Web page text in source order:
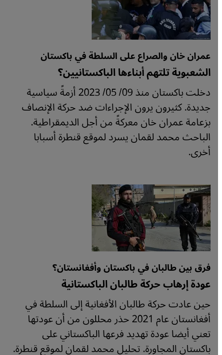
عمران خان والصراع على السلطة في باكستان
الشعبوية تلتهم أبناءها الباكستانيين؟
دخلت باكستان منذ 09/ 05/ 2023 أزمةً سياسية
جديدة. كثيرون يرون الإجراءات ضد حركة الإنصاف
بزعامة عمران خان معركةً من أجل الديمقراطية.
الباحث محمد لقمان يسرد لموقع قنطرة أسبابا
أخرى.
فرق بين طالبان في باكستان وأفغانستان؟
عودة إرهاب حركة طالبان الباكستانية
حين عادت حركة طالبان الأفغانية إلى السلطة في
أفغانستان عام 2021 حذر محللون من أن عودتها
تعني أيضا عودة تهديد فرعها الباكستاني على
باكستان المجاورة. تحليل محمد لقمان لموقع قنطرة.